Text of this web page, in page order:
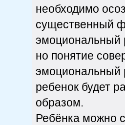
необходимо
существенный
эмоциональный
но понятие
эмоциональный
ребенок будет
образом.
Ребёнка можно